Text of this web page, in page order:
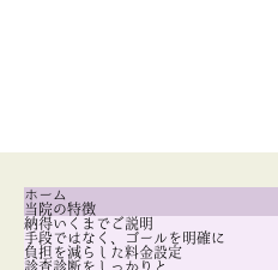
ホーム
当院の特徴
納得いくまでご説明
手段ではなく、ゴールを明確に
負担を減らした料金設定
診査診断をしっかりと